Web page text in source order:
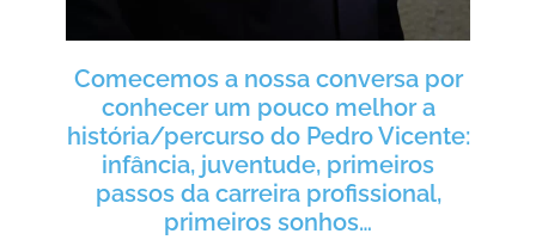
Comecemos a nossa conversa por
conhecer um pouco melhor a
história/percurso do Pedro Vicente:
infância, juventude, primeiros
passos da carreira profissional,
primeiros sonhos…